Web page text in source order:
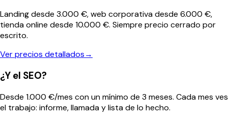
Landing desde 3.000 €, web corporativa desde 6.000 €,
tienda online desde 10.000 €. Siempre precio cerrado por
escrito.
Ver precios detallados→
¿Y el SEO?
Desde 1.000 €/mes con un mínimo de 3 meses. Cada mes ves
el trabajo: informe, llamada y lista de lo hecho.